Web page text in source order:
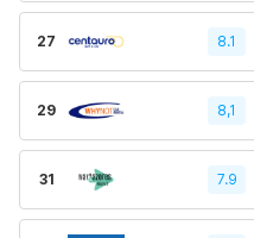
27 8.1
29 8,1
31 7.9